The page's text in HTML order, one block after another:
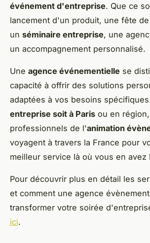
événement d'entreprise. Que ce
lancement d'un produit, une fête
un séminaire entreprise, une
un accompagnement personnalisé.
Une agence événementielle se
capacité à offrir des solutions
adaptées à vos besoins
entreprise soit à Paris ou en
professionnels de l'animation
voyagent à travers la France pour
meilleur service là où vous en avez
Pour découvrir plus en détail les
et comment une agence
transformer votre soirée
ici.